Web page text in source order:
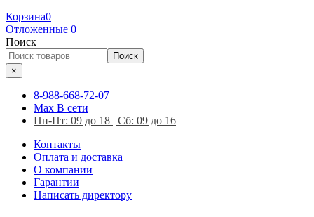
Корзина0
Отложенные 0
Поиск
Поиск
×
8-988-668-72-07
Max В сети
Пн-Пт: 09 до 18 | Сб: 09 до 16
Контакты
Оплата и доставка
О компании
Гарантии
Написать директору